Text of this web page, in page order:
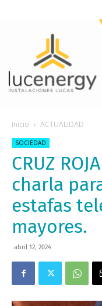
Inicio ACTUALIDAD
SOCIEDAD
CRUZ
charla
estafas
mayores.
abril 12, 2024